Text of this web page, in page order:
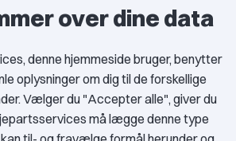
over dine data
denne hjemmeside bruger, benytter
oplysninger om dig til de forskellige
Vælger du "Accepter alle", giver du
må lægge denne type